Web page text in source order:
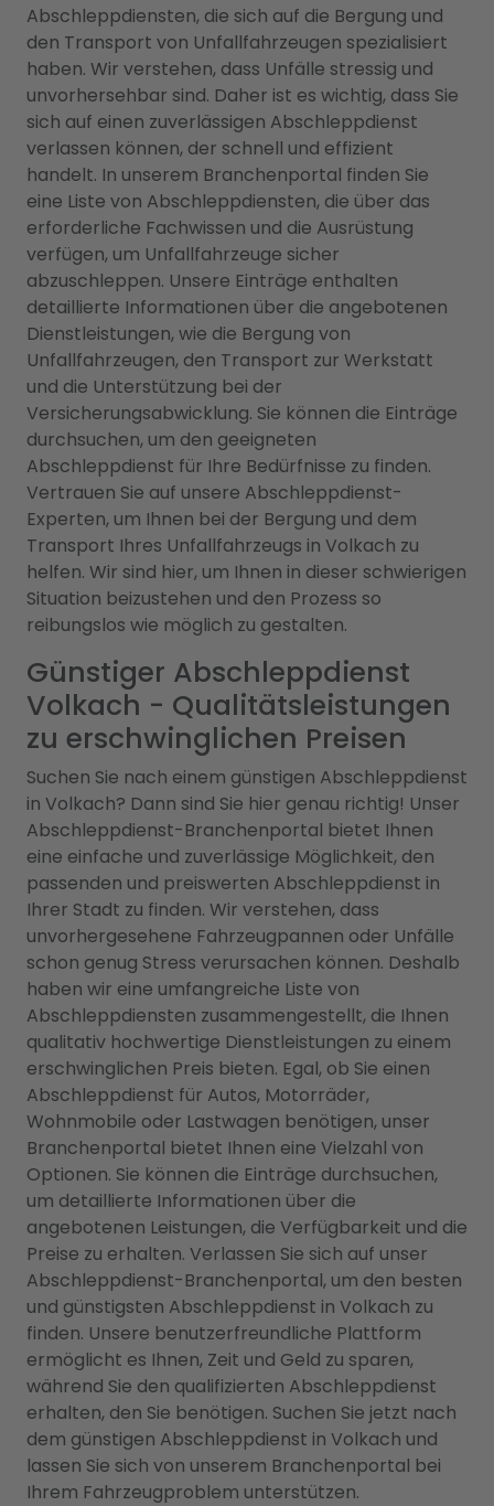
Abschleppdiensten, die sich auf die Bergung und
den Transport von Unfallfahrzeugen spezialisiert
haben. Wir verstehen, dass Unfälle stressig und
unvorhersehbar sind. Daher ist es wichtig, dass Sie
sich auf einen zuverlässigen Abschleppdienst
verlassen können, der schnell und effizient
handelt. In unserem Branchenportal finden Sie
eine Liste von Abschleppdiensten, die über das
erforderliche Fachwissen und die Ausrüstung
verfügen, um Unfallfahrzeuge sicher
abzuschleppen. Unsere Einträge enthalten
detaillierte Informationen über die angebotenen
Dienstleistungen, wie die Bergung von
Unfallfahrzeugen, den Transport zur Werkstatt
und die Unterstützung bei der
Versicherungsabwicklung. Sie können die Einträge
durchsuchen, um den geeigneten
Abschleppdienst für Ihre Bedürfnisse zu finden.
Vertrauen Sie auf unsere Abschleppdienst-
Experten, um Ihnen bei der Bergung und dem
Transport Ihres Unfallfahrzeugs in Volkach zu
helfen. Wir sind hier, um Ihnen in dieser schwierigen
Situation beizustehen und den Prozess so
reibungslos wie möglich zu gestalten.
Günstiger Abschleppdienst
Volkach - Qualitätsleistungen
zu erschwinglichen Preisen
Suchen Sie nach einem günstigen Abschleppdienst
in Volkach? Dann sind Sie hier genau richtig! Unser
Abschleppdienst-Branchenportal bietet Ihnen
eine einfache und zuverlässige Möglichkeit, den
passenden und preiswerten Abschleppdienst in
Ihrer Stadt zu finden. Wir verstehen, dass
unvorhergesehene Fahrzeugpannen oder Unfälle
schon genug Stress verursachen können. Deshalb
haben wir eine umfangreiche Liste von
Abschleppdiensten zusammengestellt, die Ihnen
qualitativ hochwertige Dienstleistungen zu einem
erschwinglichen Preis bieten. Egal, ob Sie einen
Abschleppdienst für Autos, Motorräder,
Wohnmobile oder Lastwagen benötigen, unser
Branchenportal bietet Ihnen eine Vielzahl von
Optionen. Sie können die Einträge durchsuchen,
um detaillierte Informationen über die
angebotenen Leistungen, die Verfügbarkeit und die
Preise zu erhalten. Verlassen Sie sich auf unser
Abschleppdienst-Branchenportal, um den besten
und günstigsten Abschleppdienst in Volkach zu
finden. Unsere benutzerfreundliche Plattform
ermöglicht es Ihnen, Zeit und Geld zu sparen,
während Sie den qualifizierten Abschleppdienst
erhalten, den Sie benötigen. Suchen Sie jetzt nach
dem günstigen Abschleppdienst in Volkach und
lassen Sie sich von unserem Branchenportal bei
Ihrem Fahrzeugproblem unterstützen.